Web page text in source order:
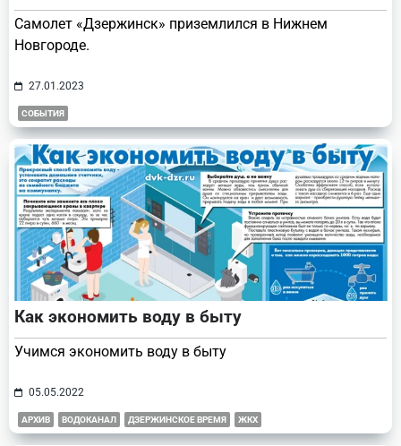
Самолет «Дзержинск» приземлился в Нижнем
Новгороде.
27.01.2023
СОБЫТИЯ
Как экономить воду в быту
Учимся экономить воду в быту
05.05.2022
АРХИВ ВОДОКАНАЛ ДЗЕРЖИНСКОЕ ВРЕМЯ ЖКХ